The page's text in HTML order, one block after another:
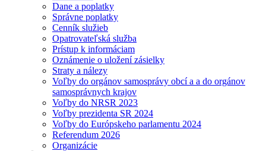
Dane a poplatky
Správne poplatky
Cenník služieb
Opatrovateľská služba
Prístup k informáciam
Oznámenie o uložení zásielky
Straty a nálezy
Voľby do orgánov samosprávy obcí a a do orgánov
samosprávnych krajov
Voľby do NRSR 2023
Voľby prezidenta SR 2024
Voľby do Európskeho parlamentu 2024
Referendum 2026
Organizácie